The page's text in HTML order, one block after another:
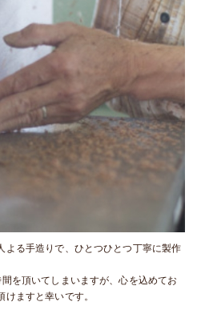
よる手造りで、ひとつひとつ丁寧に製作
を頂いてしまいますが、心を込めてお
ますと幸いです。